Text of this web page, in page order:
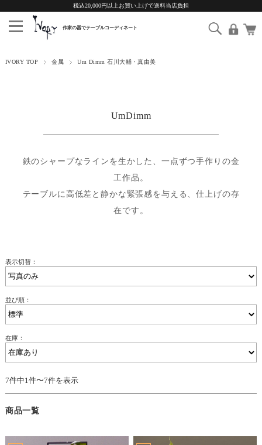
税込20,000円以上お買い上げで送料当店負担
IVORY TOP 金属 Um Dimm 石川大輔・真由美
UmDimm
鉄のシャープなラインを生かした、一点ずつ手作りの金
工作品。
テーブルに高低差と静かな緊張感を与える、仕上げの存
在です。
表示切替：
並び順：
在庫：
7件中1件〜7件を表示
商品一覧